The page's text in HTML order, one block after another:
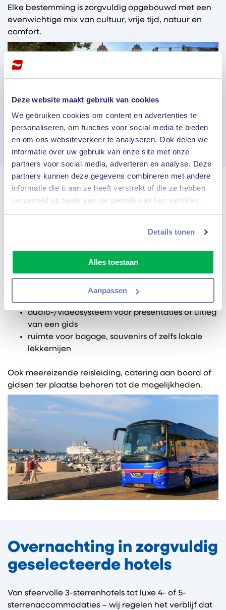
Deze website maakt gebruik van cookies
We gebruiken cookies om content en advertenties te
personaliseren, om functies voor social media te bieden
en om ons websiteverkeer te analyseren. Ook delen we
informatie over uw gebruik van onze site met onze
partners voor social media, adverteren en analyse. Deze
partners kunnen deze gegevens combineren met andere
informatie die u aan ze heeft verstrekt of die ze hebben
verzameld op basis van uw gebruik van hun services.
Details tonen
Alles toestaan
Aanpassen
Elke bestemming is zorgvuldig opgebouwd met een
evenwichtige mix van cultuur, vrije tijd, natuur en
comfort.
Zorgeloos reizen met onze
comfortabele touringcars
wagenpark, geschikt voor 15 tot 1500 personen.
U geniet van:
ruime zitplaatsen
klimaatregeling
audio-/videosysteem voor presentaties of uitleg
van een gids
ruimte voor bagage, souvenirs of zelfs lokale
lekkernijen
Ook meereizende reisleiding, catering aan boord of
gidsen ter plaatse behoren tot de mogelijkheden.
Overnachting in zorgvuldig
geselecteerde hotels
Van sfeervolle 3-sterrenhotels tot luxe 4- of 5-
sterrenaccommodaties – wij regelen het verblijf dat